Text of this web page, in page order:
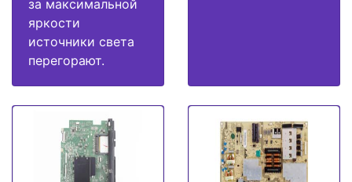
за максимальной
яркости
источники света
перегорают.